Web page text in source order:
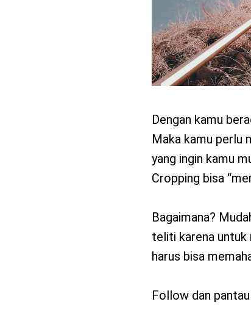
Dengan kamu
Maka kamu perlu
yang ingin kamu
Cropping bisa
Bagaimana?
teliti karena untuk
harus bisa
Follow dan